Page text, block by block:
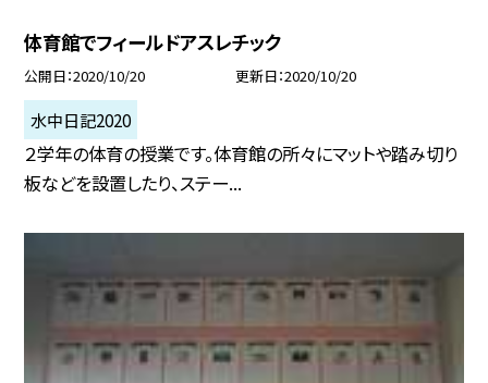
体育館でフィールドアスレチック
公開日 2020/10/20 更新日 2020/10/20
水中日記2020
２学年の体育の授業です。体育館の所々にマットや踏み切り
板などを設置したり、ステー...